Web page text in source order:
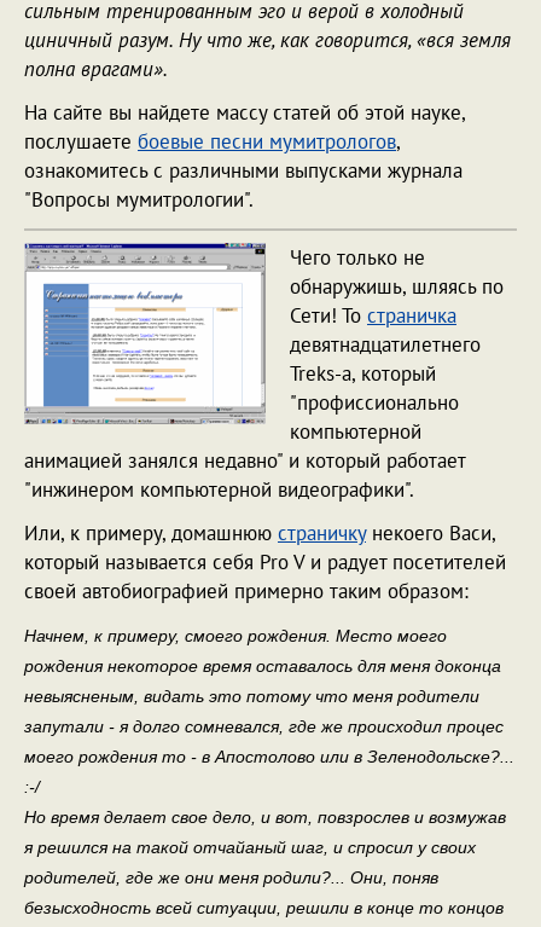
сильным тренированным эго и верой в холодный
циничный разум. Ну что же, как говорится, «вся земля
полна врагами».
На сайте вы найдете массу статей об этой науке,
послушаете боевые песни мумитрологов,
ознакомитесь с различными выпусками журнала
"Вопросы мумитрологии".
Чего только не
обнаружишь, шляясь по
Сети! То страничка
девятнадцатилетнего
Treks-а, который
"профиссионально
компьютерной
анимацией занялся недавно" и который работает
"инжинером компьютерной видеографики".
Или, к примеру, домашнюю страничкунекоего Васи,
который называется себя Pro V и радует посетителей
своей автобиографией примерно таким образом:
Начнем, к примеру, смоего рождения. Место моего
рождения некоторое время оставалось для меня доконца
невыясненым, видать это потому что меня родители
запутали - я долго сомневался, где же происходил процес
моего рождения то - в Апостолово или в Зеленодольске?...
:-/
Но время делает свое дело, и вот, повзрослев и возмужав
я решился на такой отчайаный шаг, и спросил у своих
родителей, где же они меня родили?... Они, поняв
безысходность всей ситуации, решили в конце то концов